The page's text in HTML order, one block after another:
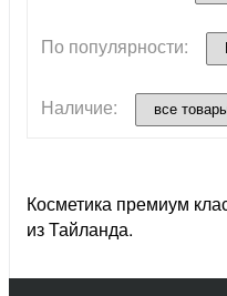
По популярности:
Наличие:
Косметика премиум
из Тайланда.